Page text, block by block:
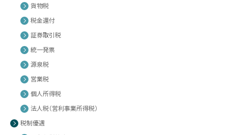
貨物税
税金還付
証券取引税
統一発票
源泉税
営業税
個人所得税
法人税（営利事業所得税）
税制優遇